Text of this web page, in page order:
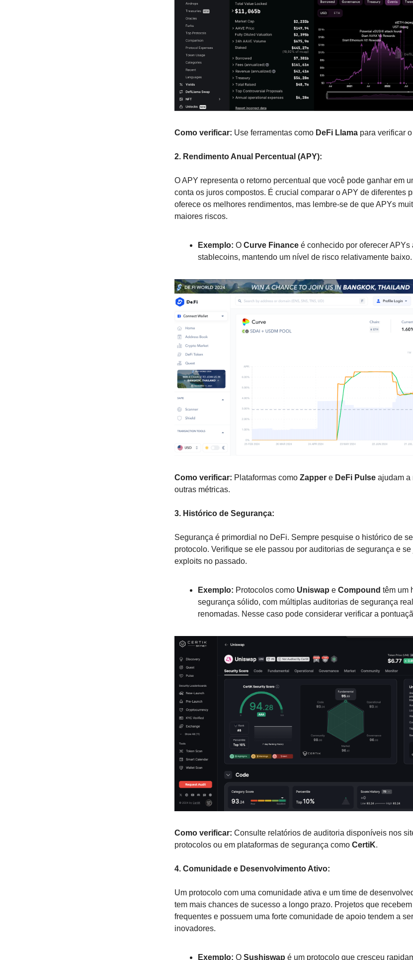
Como verificar: Use ferramentas como DeFi Llama para verificar
2. Rendimento Anual Percentual (APY):
O APY representa o retorno percentual que você pode ganhar em
conta os juros compostos. É crucial comparar o APY de diferentes
oferece os melhores rendimentos, mas lembre-se de que APYs
maiores riscos.
Exemplo: O Curve Finance é conhecido por oferecer APYs
stablecoins, mantendo um nível de risco relativamente baixo.
Como verificar: Plataformas como Zapper e DeFi Pulse ajudam a
outras métricas.
3. Histórico de Segurança:
Segurança é primordial no DeFi. Sempre pesquise o histórico de
protocolo. Verifique se ele passou por auditorias de segurança e
exploits no passado.
Exemplo: Protocolos como Uniswap e Compound têm um
segurança sólido, com múltiplas auditorias de segurança
renomadas. Nesse caso pode considerar verificar a
Como verificar: Consulte relatórios de auditoria disponíveis nos
protocolos ou em plataformas de segurança como CertiK.
4. Comunidade e Desenvolvimento Ativo:
Um protocolo com uma comunidade ativa e um time de
tem mais chances de sucesso a longo prazo. Projetos que
frequentes e possuem uma forte comunidade de apoio tendem a
inovadores.
Exemplo: O Sushiswap é um protocolo que cresceu